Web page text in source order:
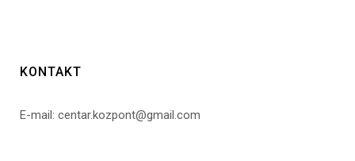
KONTAKT
E-mail: centar.kozpont@gmail.com